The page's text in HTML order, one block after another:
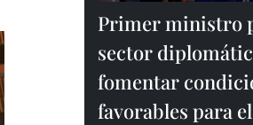
Primer ministro
sector
fomentar
favorables para el